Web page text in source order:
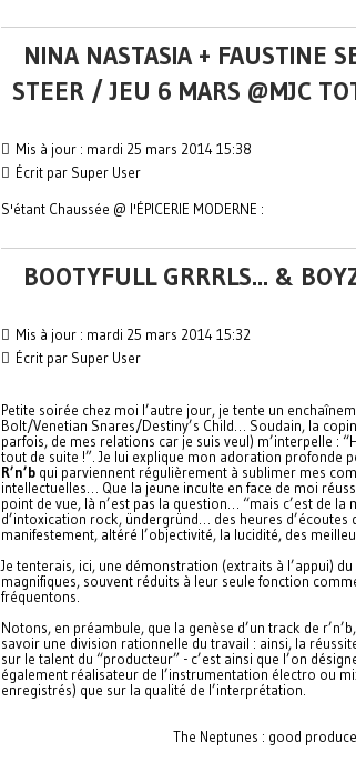
NINA NASTASIA + FAUSTINE
STEER / JEU 6 MARS @MJC
Mis à jour : mardi 25 mars 2014 15:38
Écrit par Super User
S'étant Chaussée @ l'ÉPICERIE MODERNE :
BOOTYFULL GRRRLS... &
Mis à jour : mardi 25 mars 2014 15:32
Écrit par Super User
Petite soirée chez moi l’autre jour, je tente un
Bolt/Venetian Snares/Destiny’s Child… Soudain, la
parfois, de mes relations car je suis veul) m’interpelle :
tout de suite !”. Je lui explique mon adoration profonde
R’n’b qui parviennent régulièrement à sublimer mes
intellectuelles… Que la jeune inculte en face de moi
point de vue, là n’est pas la question… “mais c’est de la
d’intoxication rock, ündergründ… des heures d’écoutes
manifestement, altéré l’objectivité, la lucidité, des
Je tenterais, ici, une démonstration (extraits à l’appui)
magnifiques, souvent réduits à leur seule fonction
fréquentons.
Notons, en préambule, que la genèse d’un track de
savoir une division rationnelle du travail : ainsi, la
sur le talent du “producteur” - c’est ainsi que l’on
également réalisateur de l’instrumentation électro ou
enregistrés) que sur la qualité de l’interprétation.
The Neptunes : good